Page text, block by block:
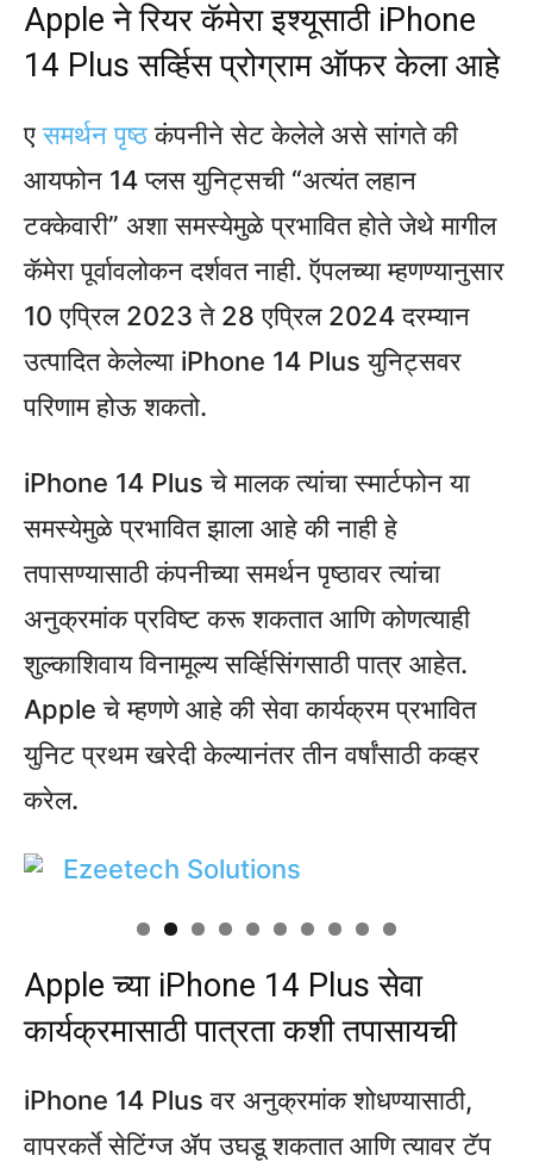
Apple ने रियर कॅमेरा इश्यूसाठी iPhone
14 Plus सर्व्हिस प्रोग्राम ऑफर केला आहे
एसमर्थन पृष्ठकंपनीने सेट केलेले असे सांगते की
आयफोन 14 प्लस युनिट्सची “अत्यंत लहान
टक्केवारी” अशा समस्येमुळे प्रभावित होते जेथे मागील
कॅमेरा पूर्वावलोकन दर्शवत नाही. ऍपलच्या म्हणण्यानुसार
10 एप्रिल 2023 ते 28 एप्रिल 2024 दरम्यान
उत्पादित केलेल्या iPhone 14 Plus युनिट्सवर
परिणाम होऊ शकतो.
iPhone 14 Plus चे मालक त्यांचा स्मार्टफोन या
समस्येमुळे प्रभावित झाला आहे की नाही हे
तपासण्यासाठी कंपनीच्या समर्थन पृष्ठावर त्यांचा
अनुक्रमांक प्रविष्ट करू शकतात आणि कोणत्याही
शुल्काशिवाय विनामूल्य सर्व्हिसिंगसाठी पात्र आहेत.
Apple चे म्हणणे आहे की सेवा कार्यक्रम प्रभावित
युनिट प्रथम खरेदी केल्यानंतर तीन वर्षांसाठी कव्हर
करेल.
Apple च्या iPhone 14 Plus सेवा
कार्यक्रमासाठी पात्रता कशी तपासायची
iPhone 14 Plus वर अनुक्रमांक शोधण्यासाठी,
वापरकर्ते सेटिंग्ज ॲप उघडू शकतात आणि त्यावर टॅप